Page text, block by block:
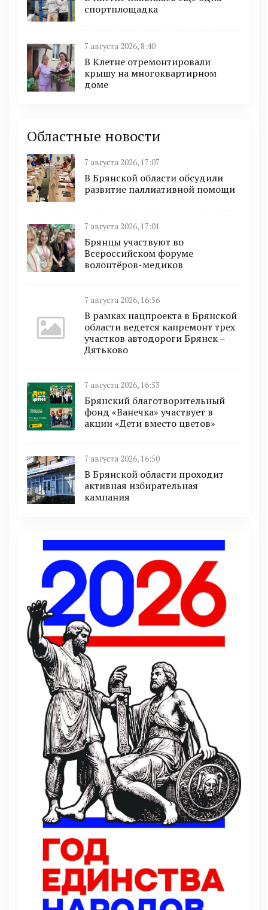
спортплощадка
7 августа 2026, 8:40
В Клетне отремонтировали
крышу на многоквартирном
доме
Областные новости
7 августа 2026, 17:07
В Брянской области обсудили
развитие паллиативной помощи
7 августа 2026, 17:01
Брянцы участвуют во
Всероссийском форуме
волонтёров-медиков
7 августа 2026, 16:56
В рамках нацпроекта в Брянской
области ведется капремонт трех
участков автодороги Брянск –
Дятьково
7 августа 2026, 16:53
Брянский благотворительный
фонд «Ванечка» участвует в
акции «Дети вместо цветов»
7 августа 2026, 16:50
В Брянской области проходит
активная избирательная
кампания